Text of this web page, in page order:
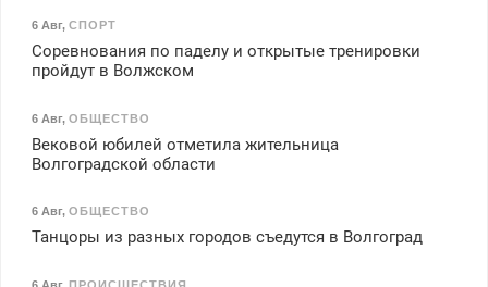
6 Авг, СПОРТ
Соревнования по паделу и открытые тренировки
пройдут в Волжском
6 Авг, ОБЩЕСТВО
Вековой юбилей отметила жительница
Волгоградской области
6 Авг, ОБЩЕСТВО
Танцоры из разных городов съедутся в Волгоград